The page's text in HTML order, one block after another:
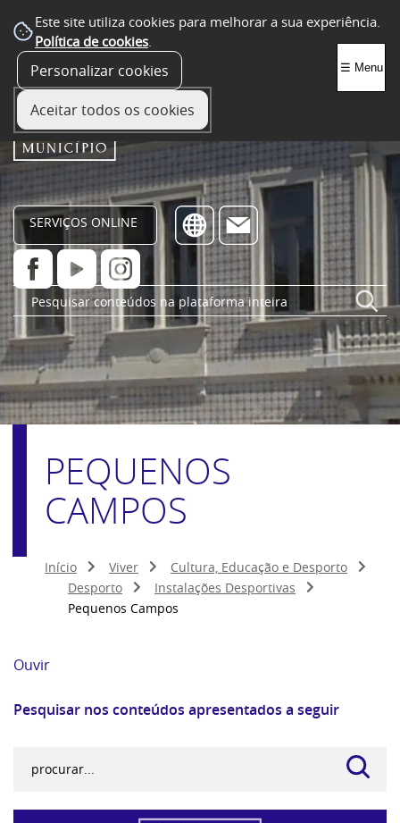
Este site utiliza cookies para melhorar a sua experiência.
Política de cookies.
Personalizar cookies
Aceitar todos os cookies
SERVIÇOS ONLINE
☰ Menu
PEQUENOS
CAMPOS
Início Viver
Cultura, Educação e Desporto
Desporto
Instalações Desportivas
Pequenos Campos
Ouvir
Pesquisar nos conteúdos apresentados a seguir